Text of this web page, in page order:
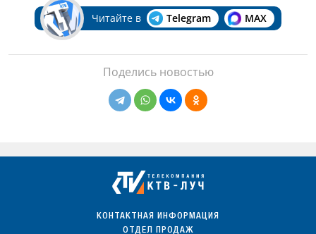
Читайте в Telegram MAX
Поделись новостью
КОНТАКТНАЯ ИНФОРМАЦИЯ
ОТДЕЛ ПРОДАЖ